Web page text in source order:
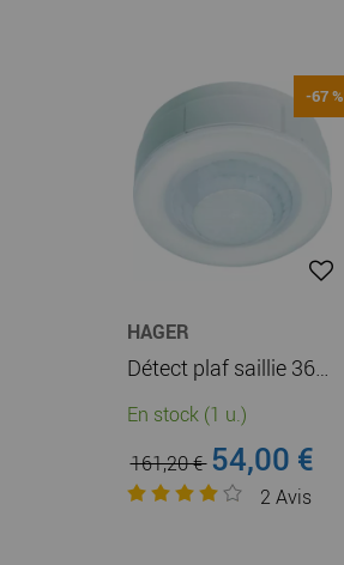
-67 %
HAGER
Détect plaf saillie 360 blanc (52370)
En stock (1 u.)
161,20 € 54,00 €
2 Avis